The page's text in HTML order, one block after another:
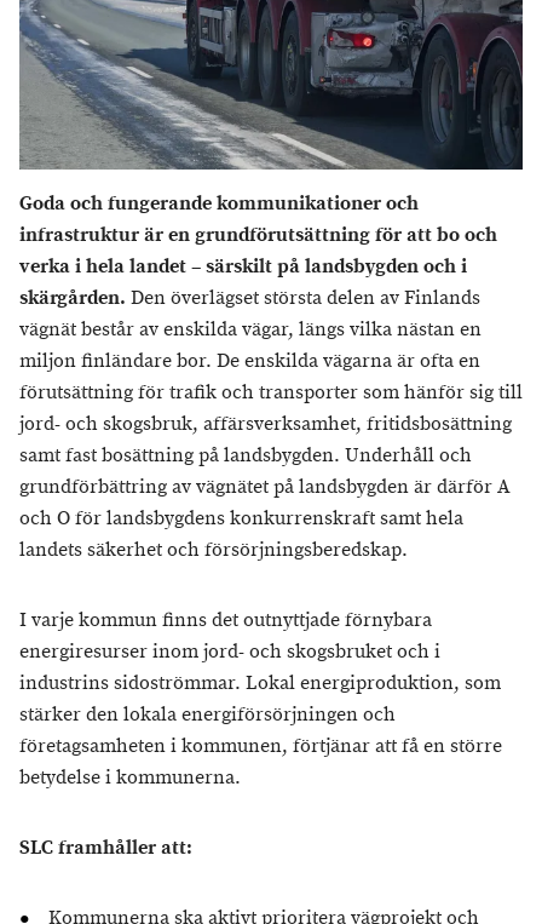
Goda och fungerande kommunikationer och
infrastruktur är en grundförutsättning för att bo och
verka i hela landet – särskilt på landsbygden och i
skärgården. Den överlägset största delen av Finlands
vägnät består av enskilda vägar, längs vilka nästan en
miljon finländare bor. De enskilda vägarna är ofta en
förutsättning för trafik och transporter som hänför sig till
jord- och skogsbruk, affärsverksamhet, fritidsbosättning
samt fast bosättning på landsbygden. Underhåll och
grundförbättring av vägnätet på landsbygden är därför A
och O för landsbygdens konkurrenskraft samt hela
landets säkerhet och försörjningsberedskap.
I varje kommun finns det outnyttjade förnybara
energiresurser inom jord- och skogsbruket och i
industrins sidoströmmar. Lokal energiproduktion, som
stärker den lokala energiförsörjningen och
företagsamheten i kommunen, förtjänar att få en större
betydelse i kommunerna.
SLC framhåller att:
Kommunerna ska aktivt prioritera vägprojekt och